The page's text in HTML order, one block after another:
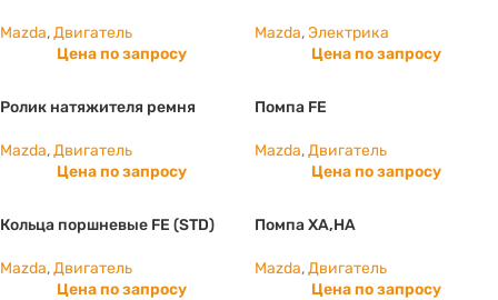
Mazda,Двигатель
Цена по запросу
Mazda,Электрика
Цена по запросу
Ролик натяжителя ремня
Mazda,Двигатель
Цена по запросу
Помпа FE
Mazda,Двигатель
Цена по запросу
Кольца поршневые FE (STD)
Mazda,Двигатель
Цена по запросу
Помпа XA,HA
Mazda,Двигатель
Цена по запросу